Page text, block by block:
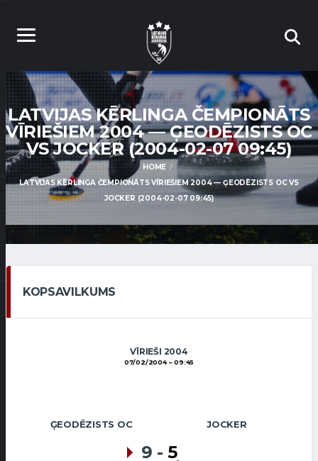
LATVIJAS KĒRLINGA ČEMPIONĀTS
VĪRIEŠIEM 2004 — ĢEODĒZISTS OC
VS JOCKER (2004-02-07 09:45)
HOME
LATVIJAS KĒRLINGA ČEMPIONĀTS VĪRIEŠIEM 2004 — ĢEODĒZISTS OC VS
JOCKER (2004-02-07 09:45)
KOPSAVILKUMS
VĪRIEŠI 2004
07/02/2004 09:45
ĢEODĒZISTS OC JOCKER
9 - 5